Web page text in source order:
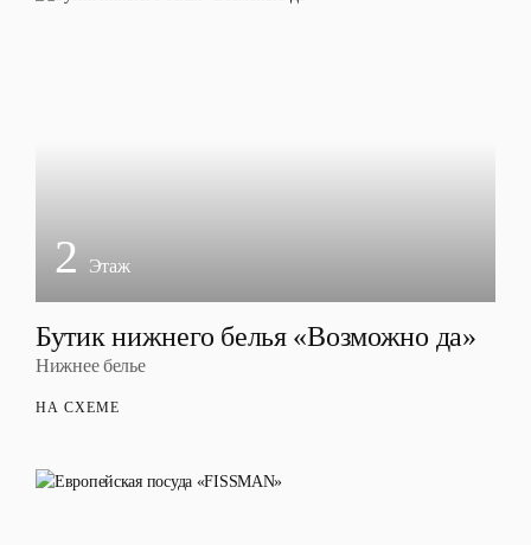
2 Этаж
Бутик нижнего белья «Возможно да»
Нижнее белье
НА СХЕМЕ